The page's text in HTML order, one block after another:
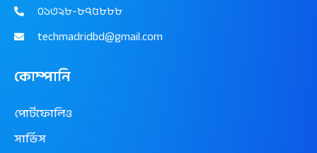
০১৩২৮-৮৭৫৮৮৮
techmadridbd@gmail.com
কোম্পানি
পোর্টফোলিও
সার্ভিস